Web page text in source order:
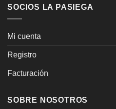
SOCIOS LA PASIEGA
Mi cuenta
Registro
Facturación
SOBRE NOSOTROS